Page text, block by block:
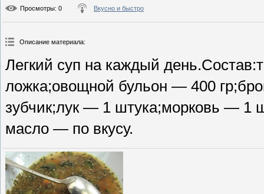
Просмотры: 0 Вкусно и быстро
Описание материала:
Легкий суп на каждый
ложка;овощной бульон — 400
зубчик;лук — 1 штука;морковь — 1
масло — по вкусу.